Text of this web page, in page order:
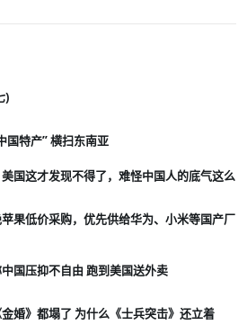
)
国特产” 横扫东南亚
国这才发现不得了，难怪中国人的底气这么
果低价采购，优先供给华为、小米等国产厂
国压抑不自由 跑到美国送外卖
金婚》都塌了 为什么《士兵突击》还立着